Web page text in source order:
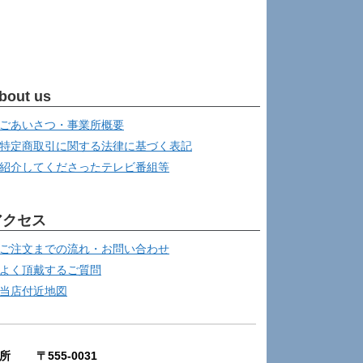
us
ごあいさつ・事業所概要
特定商取引に関する法律に基づく表記
紹介してくださったテレビ番組等
セス
ご注文までの流れ・お問い合わせ
よく頂戴するご質問
当店付近地図
所 〒555-0031